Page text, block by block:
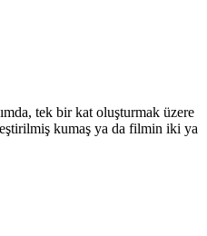
tek bir kat oluşturmak üzere
kumaş ya da filmin iki ya